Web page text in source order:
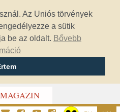
Az Uniós törvények
a sütik
be az oldalt. Bővebb
MAGAZIN